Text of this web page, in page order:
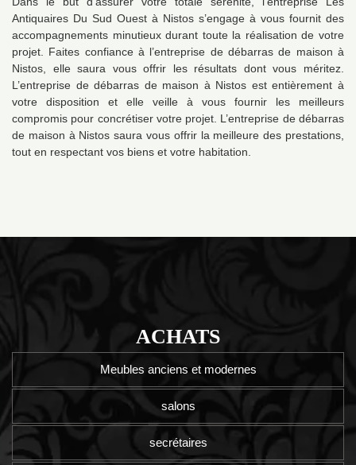
Antiquaires Du Sud Ouest à Nistos s’engage à vous fournit des
accompagnements minutieux durant toute la réalisation de votre
projet. Faites confiance à l’entreprise de débarras de maison à
Nistos, elle saura vous offrir les résultats dont vous méritez.
L’entreprise de débarras de maison à Nistos est entièrement à
votre disposition et elle veille à vous fournir les meilleurs
compromis pour concrétiser votre projet. L’entreprise de débarras
de maison à Nistos saura vous offrir la meilleure des prestations,
tout en respectant vos biens et votre habitation.
ACHATS
Meubles anciens et modernes
salons
secrétaires